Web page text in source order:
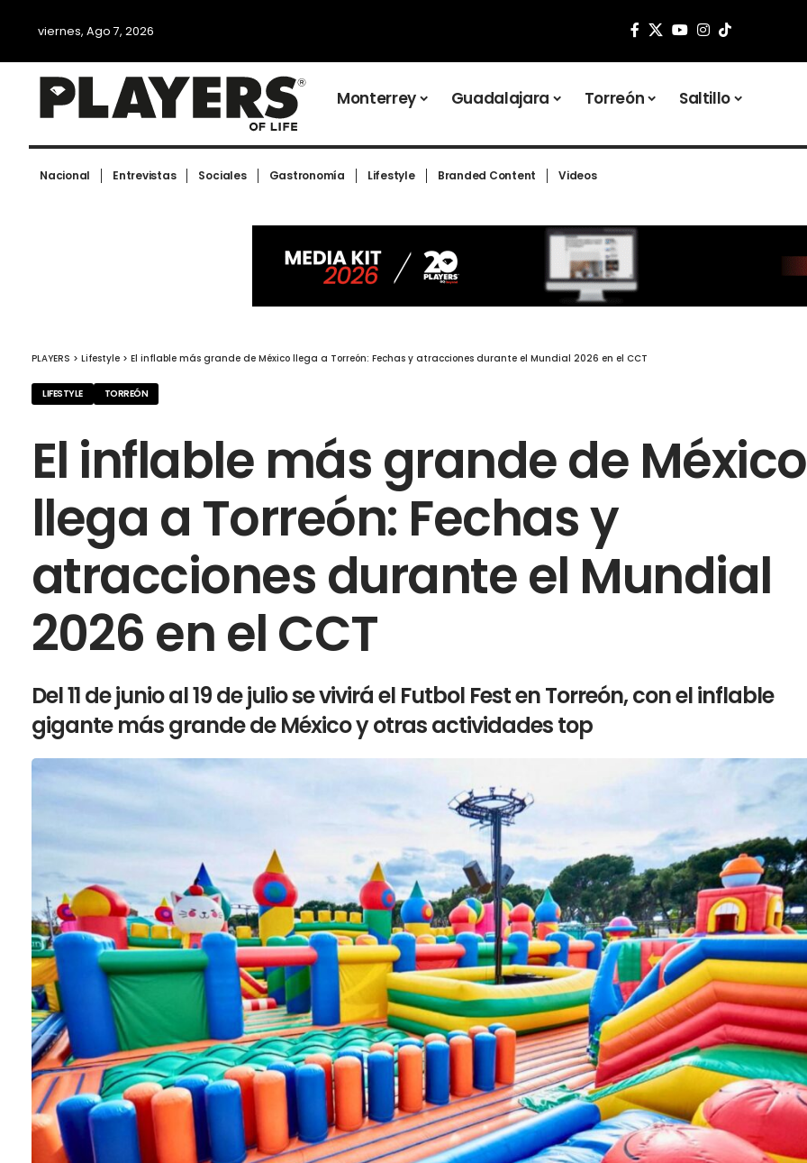
viernes, Ago 7, 2026
Monterrey Guadalajara Torreón Saltillo
Nacional Entrevistas Sociales Gastronomía Lifestyle Branded Content Videos
PLAYERS > Lifestyle > El inflable más grande de México llega a Torreón: Fechas y atracciones durante el Mundial 2026 en el CCT
LIFESTYLE TORREÓN
El inflable más grande de México
llega a Torreón: Fechas y
atracciones durante el Mundial
2026 en el CCT
Del 11 de junio al 19 de julio se vivirá el Futbol Fest en Torreón, con el inflable
gigante más grande de México y otras actividades top